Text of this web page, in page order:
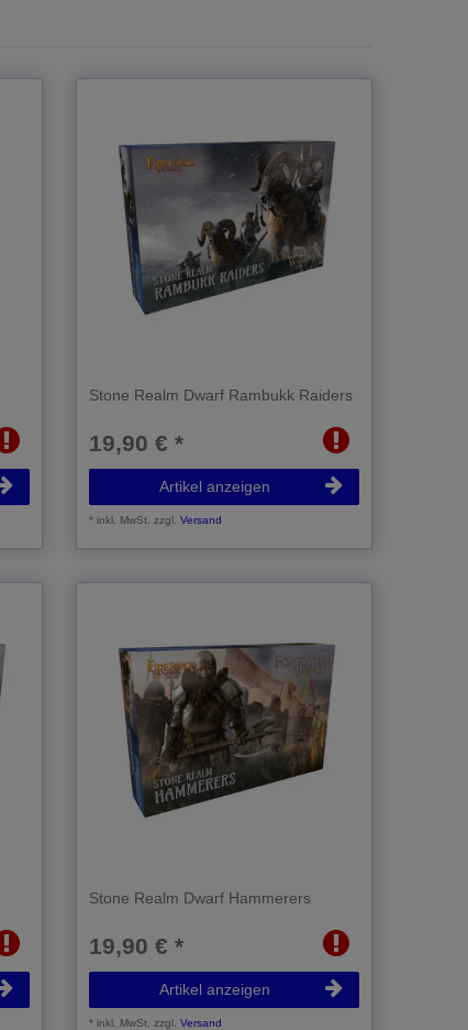
Stone Realm Dwarf Rambukk Raiders
19,90 € *
Artikel anzeigen
*inkl. MwSt. zzgl.Versand
Stone Realm Dwarf Hammerers
19,90 € *
Artikel anzeigen
*inkl. MwSt. zzgl.Versand